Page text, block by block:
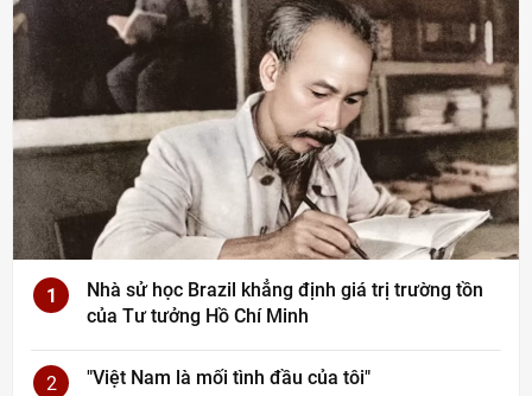
1
Nhà sử học Brazil khẳng định giá trị trường tồn
của Tư tưởng Hồ Chí Minh
2 "Việt Nam là mối tình đầu của tôi"